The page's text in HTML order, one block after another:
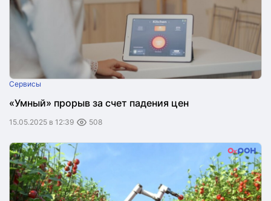
Сервисы
«Умный» прорыв за счет падения цен
15.05.2025 в 12:39 508